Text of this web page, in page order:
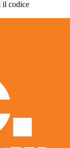
il codice